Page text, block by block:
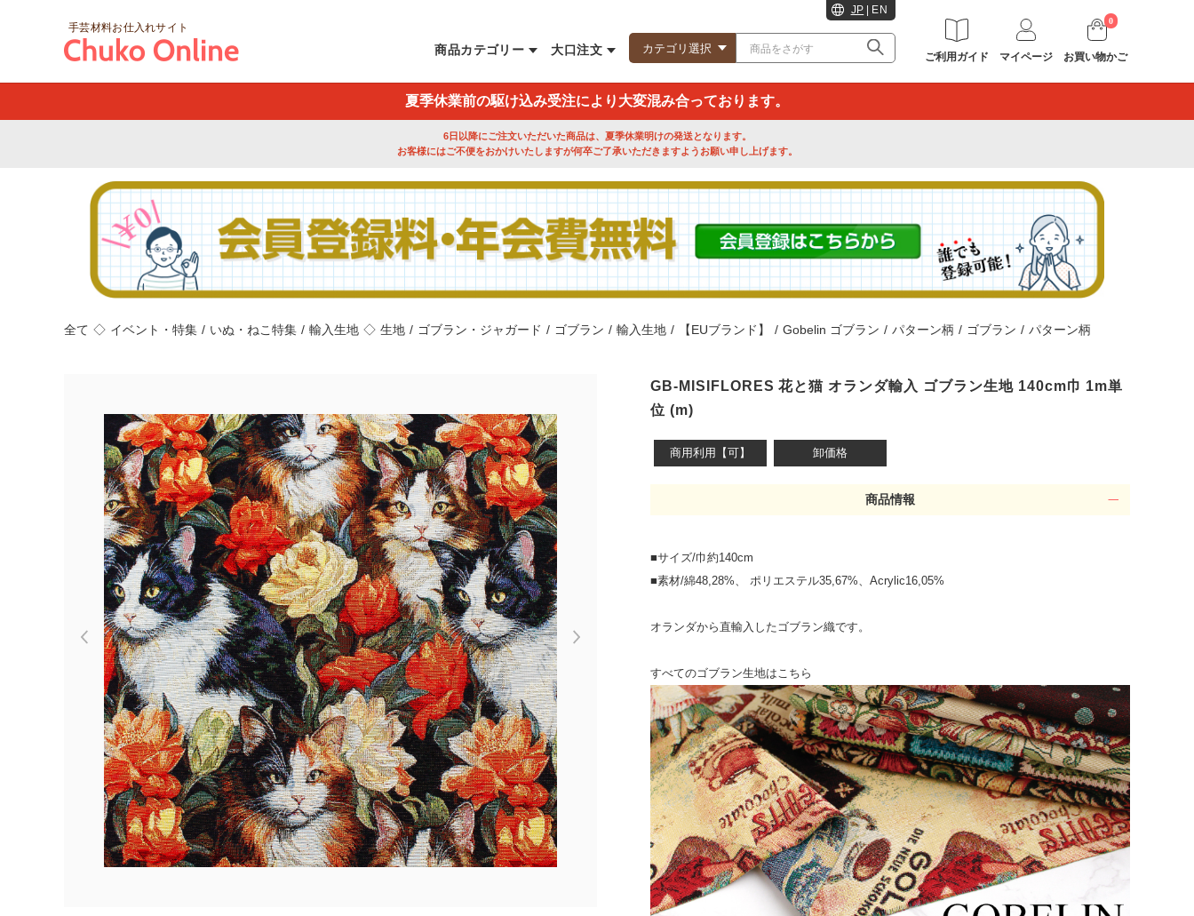
夏季休業前の駆け込み受注により大変混み合っております。
6日以降にご注文いただいた商品は、夏季休業明けの発送となります。
お客様にはご不便をおかけいたしますが何卒ご了承いただきますようお願い申し上げます。
全て ◇ イベント・特集 / いぬ・ねこ特集 / 輸入生地 ◇ 生地 / ゴブラン・ジャガード / ゴブラン / 輸入生地 / 【EUブランド】 / Gobelin ゴブラン / パターン柄 / ゴブラン / パターン柄
Next
GB-MISIFLORES 花と猫 オランダ輸入 ゴブラン生地 140cm巾 1m単
位 (m)
商用利用【可】 卸価格
商品情報
■サイズ/巾約140cm
■素材/綿48,28%、 ポリエステル35,67%、Acrylic16,05%
オランダから直輸入したゴブラン織です。
すべてのゴブラン生地はこちら
手芸材料お仕入れサイト
商品カテゴリー 大口注文
JP EN
ご利用ガイド マイページ
0
お買い物かご